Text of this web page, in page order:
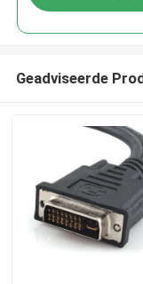
Geadviseerde